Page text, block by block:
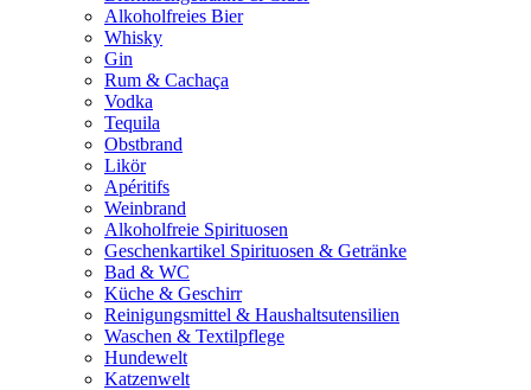
Alkoholfreies Bier
Whisky
Gin
Rum & Cachaça
Vodka
Tequila
Obstbrand
Likör
Apéritifs
Weinbrand
Alkoholfreie Spirituosen
Geschenkartikel Spirituosen & Getränke
Bad & WC
Küche & Geschirr
Reinigungsmittel & Haushaltsutensilien
Waschen & Textilpflege
Hundewelt
Katzenwelt